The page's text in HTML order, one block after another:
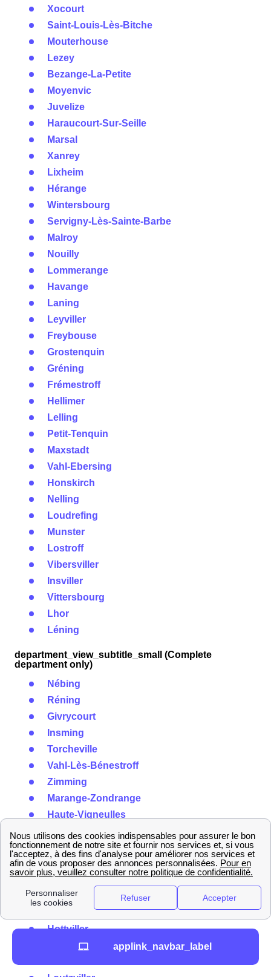
Xocourt
Saint-Louis-Lès-Bitche
Mouterhouse
Lezey
Bezange-La-Petite
Moyenvic
Juvelize
Haraucourt-Sur-Seille
Marsal
Xanrey
Lixheim
Hérange
Wintersbourg
Servigny-Lès-Sainte-Barbe
Malroy
Nouilly
Lommerange
Havange
Laning
Leyviller
Freybouse
Grostenquin
Gréning
Frémestroff
Hellimer
Lelling
Petit-Tenquin
Maxstadt
Vahl-Ebersing
Honskirch
Nelling
Loudrefing
Munster
Lostroff
Vibersviller
Insviller
Vittersbourg
Lhor
Léning
department_view_subtitle_small (Complete
department only)
Nébing
Réning
Givrycourt
Insming
Torcheville
Vahl-Lès-Bénestroff
Zimming
Marange-Zondrange
Haute-Vigneulles
Hallering
Obergailbach
Ormersviller
Rolbing
Nousseviller-Lès-Bitche
Schweyen
Hottviller
Rimling
applink_navbar_label